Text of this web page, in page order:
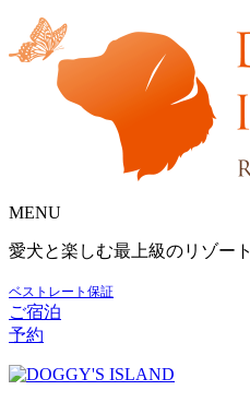
MENU
愛犬と楽しむ最上級のリゾート
ベストレート保証
ご宿泊
予約